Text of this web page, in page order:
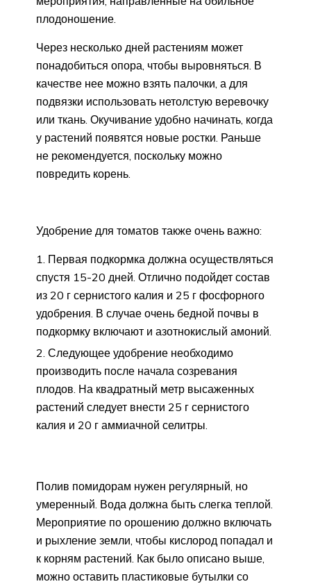
плодоношение.
Через несколько дней растениям может
понадобиться опора, чтобы выровняться. В
качестве нее можно взять палочки, а для
подвязки использовать нетолстую веревочку
или ткань. Окучивание удобно начинать, когда
у растений появятся новые ростки. Раньше
не рекомендуется, поскольку можно
повредить корень.
Удобрение для томатов также очень важно:
Первая подкормка должна осуществляться
спустя 15-20 дней. Отлично подойдет состав
из 20 г сернистого калия и 25 г фосфорного
удобрения. В случае очень бедной почвы в
подкормку включают и азотнокислый амоний.
Следующее удобрение необходимо
производить после начала созревания
плодов. На квадратный метр высаженных
растений следует внести 25 г сернистого
калия и 20 г аммиачной селитры.
Полив помидорам нужен регулярный, но
умеренный. Вода должна быть слегка теплой.
Мероприятие по орошению должно включать
и рыхление земли, чтобы кислород попадал и
к корням растений. Как было описано выше,
можно оставить пластиковые бутылки со